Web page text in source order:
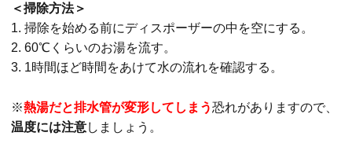
＜掃除方法＞
1. 掃除を始める前にディスポーザーの中を空にする。
2. 60℃くらいのお湯を流す。
3. 1時間ほど時間をあけて水の流れを確認する。
※熱湯だと排水管が変形してしまう恐れがありますので、
温度には注意しましょう。